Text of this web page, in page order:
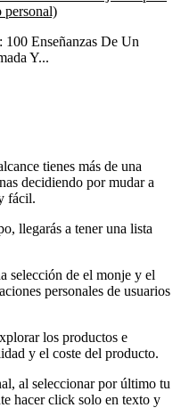
personal)
Enseñanzas De Un
Y...
tienes más de una
decidiendo por mudar a
fácil.
llegarás a tener una lista
selección de el monje y el
personales de usuarios
los productos e
y el coste del producto.
al seleccionar por último tu
hacer click solo en texto y